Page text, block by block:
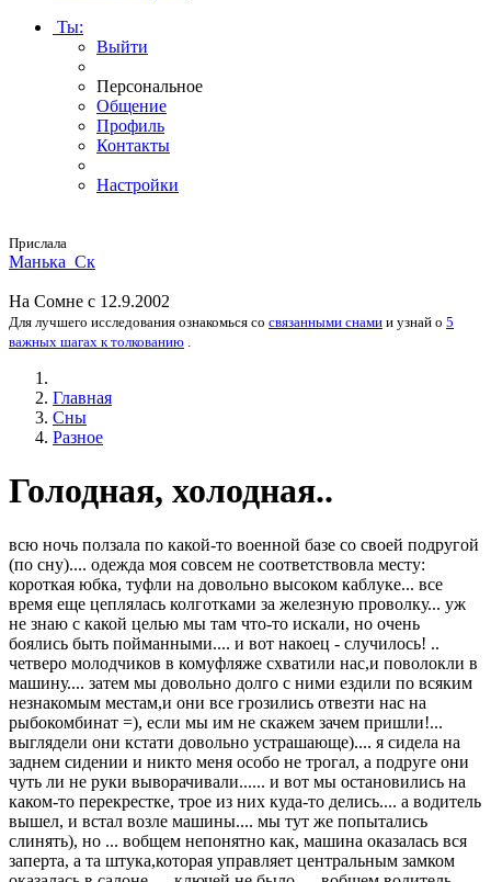
Ты:
Выйти
Персональное
Общение
Профиль
Контакты
Настройки
Прислала
Мань­ка_Ск
На Сомне с 12.9.2002
Для лучшего исследования ознакомься со связанными снами и узнай о 5
важных шагах к толкованию .
Главная
Сны
Разное
Голодная, холодная..
всю ночь ползала по какой-то военной базе со своей подругой
(по сну).... одежда моя совсем не соответствовла месту:
короткая юбка, туфли на довольно высоком каблуке... все
время еще цеплялась колготками за железную проволку... уж
не знаю с какой целью мы там что-то искали, но очень
боялись быть пойманными.... и вот накоец - случилось! ..
четверо молодчиков в комуфляже схватили нас,и поволокли в
машину.... затем мы довольно долго с ними ездили по всяким
незнакомым местам,и они все грозились отвезти нас на
рыбокомбинат =), если мы им не скажем зачем пришли!...
выглядели они кстати довольно устрашающе).... я сидела на
заднем сидении и никто меня особо не трогал, а подруге они
чуть ли не руки выворачивали...... и вот мы остановились на
каком-то перекрестке, трое из них куда-то делись.... а водитель
вышел, и встал возле машины.... мы тут же попытались
слинять), но ... вобщем непонятно как, машина оказалась вся
заперта, а та штука,которая управляет центральным замком